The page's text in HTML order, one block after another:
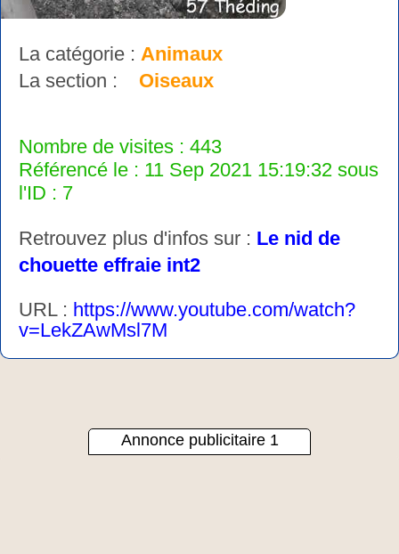
La catégorie : Animaux
La section : Oiseaux
Nombre de visites : 443
Référencé le : 11 Sep 2021 15:19:32 sous
l'ID : 7
Retrouvez plus d'infos sur : Le nid de
chouette effraie int2
URL : https://www.youtube.com/watch?
v=LekZAwMsl7M
Annonce publicitaire 1